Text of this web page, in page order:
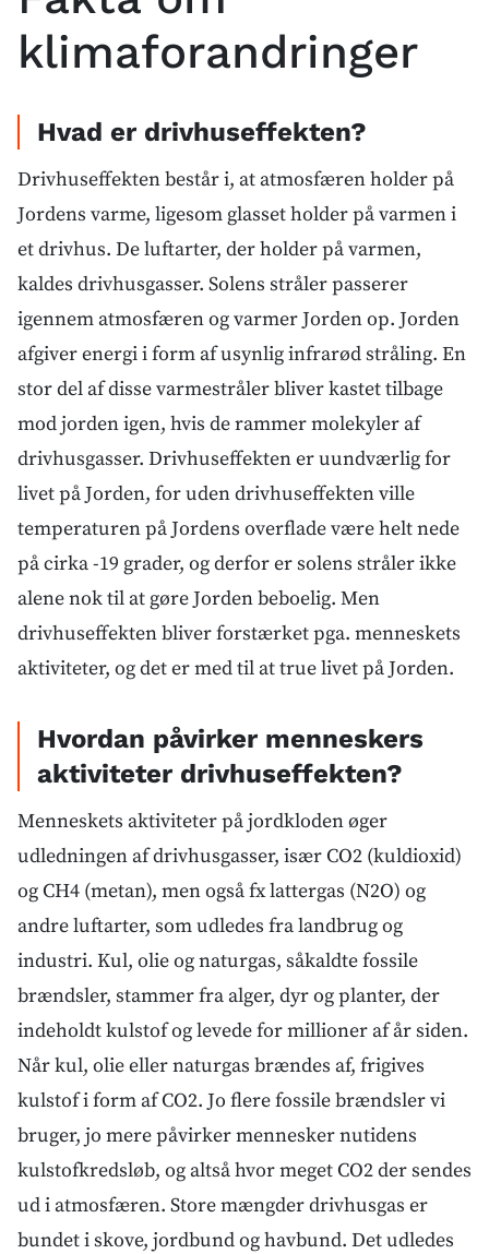
klimaforandringer
Hvad er drivhuseffekten?
Drivhuseffekten består i, at atmosfæren holder på
Jordens varme, ligesom glasset holder på varmen i
et drivhus. De luftarter, der holder på varmen,
kaldes drivhusgasser. Solens stråler passerer
igennem atmosfæren og varmer Jorden op. Jorden
afgiver energi i form af usynlig infrarød stråling. En
stor del af disse varmestråler bliver kastet tilbage
mod jorden igen, hvis de rammer molekyler af
drivhusgasser. Drivhuseffekten er uundværlig for
livet på Jorden, for uden drivhuseffekten ville
temperaturen på Jordens overflade være helt nede
på cirka -19 grader, og derfor er solens stråler ikke
alene nok til at gøre Jorden beboelig. Men
drivhuseffekten bliver forstærket pga. menneskets
aktiviteter, og det er med til at true livet på Jorden.
Hvordan påvirker menneskers
aktiviteter drivhuseffekten?
Menneskets aktiviteter på jordkloden øger
udledningen af drivhusgasser, især CO2 (kuldioxid)
og CH4 (metan), men også fx lattergas (N2O) og
andre luftarter, som udledes fra landbrug og
industri. Kul, olie og naturgas, såkaldte fossile
brændsler, stammer fra alger, dyr og planter, der
indeholdt kulstof og levede for millioner af år siden.
Når kul, olie eller naturgas brændes af, frigives
kulstof i form af CO2. Jo flere fossile brændsler vi
bruger, jo mere påvirker mennesker nutidens
kulstofkredsløb, og altså hvor meget CO2 der sendes
ud i atmosfæren. Store mængder drivhusgas er
bundet i skove, jordbund og havbund. Det udledes